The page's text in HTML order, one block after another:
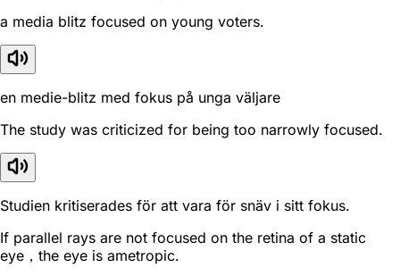
a media blitz focused on young voters.
en medie-blitz med fokus på unga väljare
The study was criticized for being too narrowly focused.
Studien kritiserades för att vara för snäv i sitt fokus.
If parallel rays are not focused on the retina of a static
eye，the eye is ametropic.